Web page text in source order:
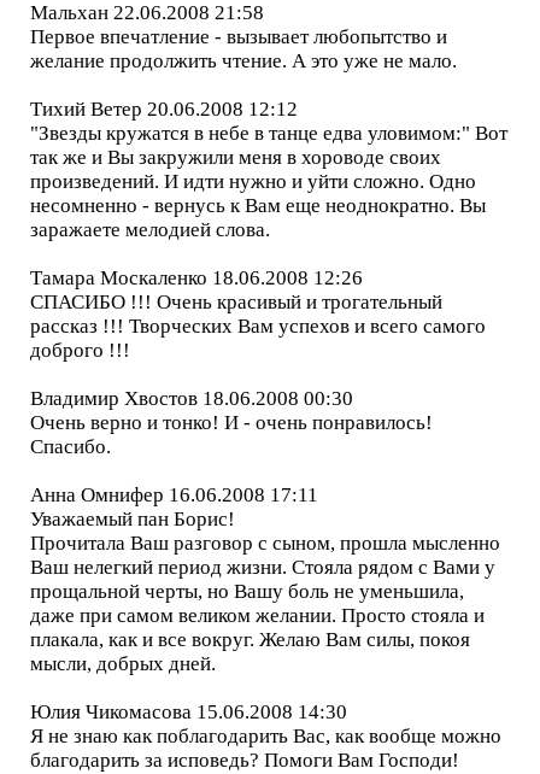
Мальхан 22.06.2008 21:58
Первое впечатление - вызывает любопытство и
желание продолжить чтение. А это уже не мало.
Тихий Ветер 20.06.2008 12:12
"Звезды кружатся в небе в танце едва уловимом:" Вот
так же и Вы закружили меня в хороводе своих
произведений. И идти нужно и уйти сложно. Одно
несомненно - вернусь к Вам еще неоднократно. Вы
заражаете мелодией слова.
Тамара Москаленко 18.06.2008 12:26
СПАСИБО !!! Очень красивый и трогательный
рассказ !!! Творческих Вам успехов и всего самого
доброго !!!
Владимир Хвостов 18.06.2008 00:30
Очень верно и тонко! И - очень понравилось!
Спасибо.
Анна Омнифер 16.06.2008 17:11
Уважаемый пан Борис!
Прочитала Ваш разговор с сыном, прошла мысленно
Ваш нелегкий период жизни. Стояла рядом с Вами у
прощальной черты, но Вашу боль не уменьшила,
даже при самом великом желании. Просто стояла и
плакала, как и все вокруг. Желаю Вам силы, покоя
мысли, добрых дней.
Юлия Чикомасова 15.06.2008 14:30
Я не знаю как поблагодарить Вас, как вообще можно
благодарить за исповедь? Помоги Вам Господи!